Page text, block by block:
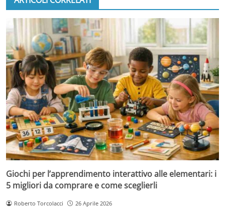
Giochi per l’apprendimento interattivo alle elementari: i
5 migliori da comprare e come sceglierli
Roberto Torcolacci 26 Aprile 2026